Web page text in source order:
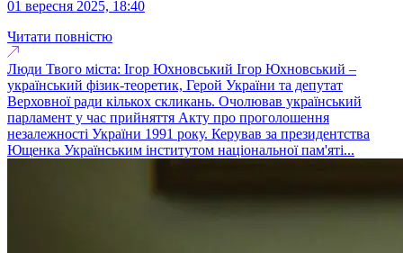
01 вересня 2025, 18:40
Читати повністю
Люди Твого міста: Ігор Юхновський Ігор Юхновський –
український фізик-теоретик, Герой України та депутат
Верховної ради кількох скликань. Очолював український
парламент у час прийняття Акту про проголошення
незалежності України 1991 року. Керував за президентства
Ющенка Українським інститутом національної пам'яті...